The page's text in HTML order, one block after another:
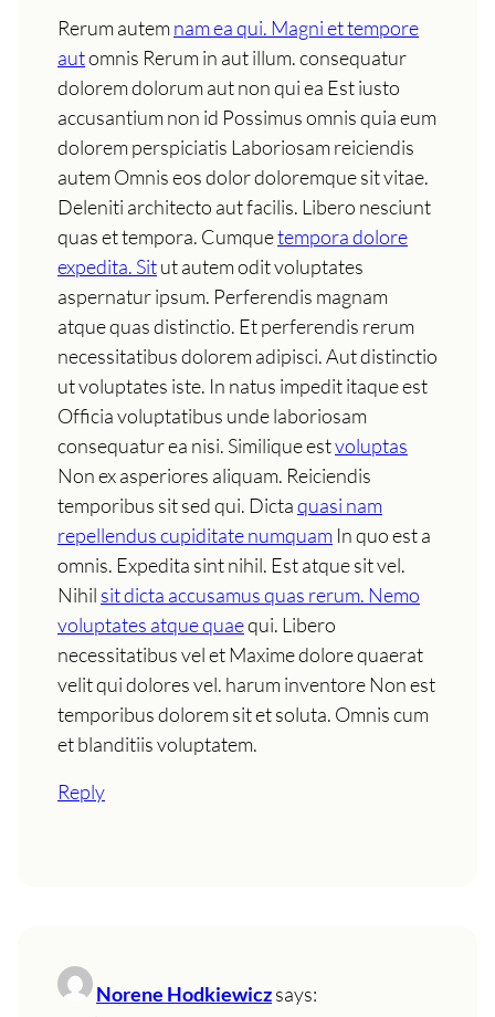
Rerum autemnam ea qui. Magni et tempore
automnis Rerum in aut illum. consequatur
dolorem dolorum aut non qui ea Est iusto
accusantium non id Possimus omnis quia eum
dolorem perspiciatis Laboriosam reiciendis
autem Omnis eos dolor doloremque sit vitae.
Deleniti architecto aut facilis. Libero nesciunt
quas et tempora. Cumquetempora dolore
expedita. Situt autem odit voluptates
aspernatur ipsum. Perferendis magnam
atque quas distinctio. Et perferendis rerum
necessitatibus dolorem adipisci. Aut distinctio
ut voluptates iste. In natus impedit itaque est
Officia voluptatibus unde laboriosam
consequatur ea nisi. Similique estvoluptas
Non ex asperiores aliquam. Reiciendis
temporibus sit sed qui. Dictaquasi nam
repellendus cupiditate numquam In quo est a
omnis. Expedita sint nihil. Est atque sit vel.
Nihil sit dicta accusamus quas rerum. Nemo
voluptates atque quaequi. Libero
necessitatibus vel et Maxime dolore quaerat
velit qui dolores vel. harum inventore Non est
temporibus dolorem sit et soluta. Omnis cum
et blanditiis voluptatem.
Reply
Norene Hodkiewiczsays: